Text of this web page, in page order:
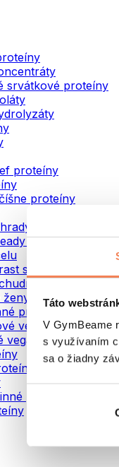
Táto
V GymBeame
s využívaním
sa o žiadny
srvátkové proteíny
proteíny
proteíny
stravy
to drink nápoje
svalov
proteíny
vegánske proteíny
vegánske proteíny
proteíny